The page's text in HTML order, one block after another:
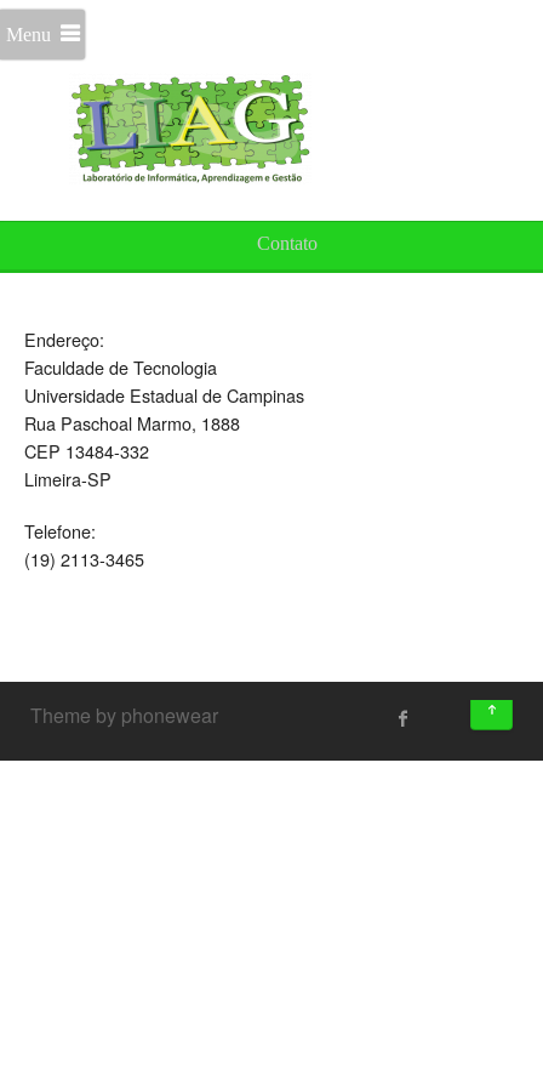
Menu
Contato
Endereço:
Faculdade de Tecnologia
Universidade Estadual de Campinas
Rua Paschoal Marmo, 1888
CEP 13484-332
Limeira-SP
Telefone:
(19) 2113-3465
Theme by phonewear
↑